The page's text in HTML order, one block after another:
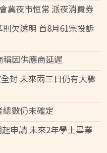
冀夜市恒常 派夜消費券
欠透明 首8月61宗投訴
稱因供應商延遲
封 未來兩三日仍有大驟
數仍未確定
申請 未來2年學士畢業